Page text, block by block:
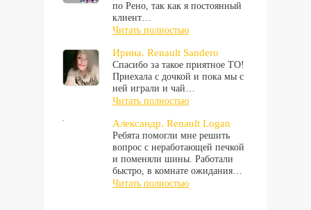
по Рено, так как я постоянный
клиент…
Читать полностью
Ирина. Renault Sandero
Спасибо за такое приятное ТО!
Приехала с дочкой и пока мы с
ней играли и чай…
Читать полностью
Александр. Renault Logan
Ребята помогли мне решить
вопрос с неработающей печкой
и поменяли шины. Работали
быстро, в комнате ожидания…
Читать полностью